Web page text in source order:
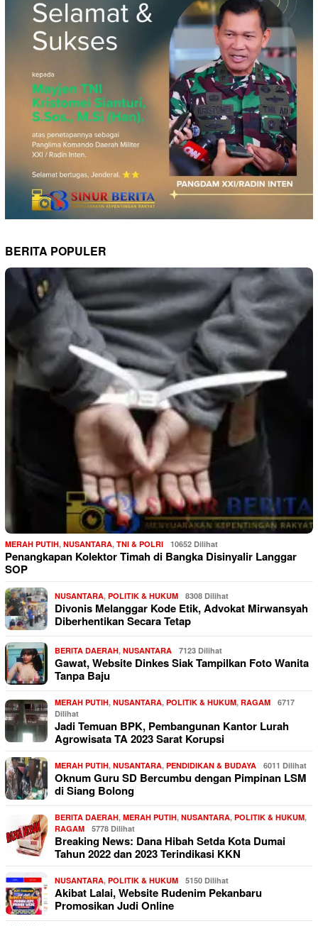
BERITA POPULER
MERAH PUTIH, NUSANTARA, TNI & POLRI 10652 Dilihat
Penangkapan Kolektor Timah di Bangka Disinyalir Langgar
SOP
NUSANTARA, POLITIK & HUKUM 8308 Dilihat
Divonis Melanggar Kode Etik, Advokat Mirwansyah
Diberhentikan Secara Tetap
BERITA DAERAH, NUSANTARA 7123 Dilihat
Gawat, Website Dinkes Siak Tampilkan Foto Wanita
Tanpa Baju
MERAH PUTIH, NUSANTARA, POLITIK & HUKUM, RAGAM
6717
Dilihat
Jadi Temuan BPK, Pembangunan Kantor Lurah
Agrowisata TA 2023 Sarat Korupsi
MERAH PUTIH, NUSANTARA, PENDIDIKAN & BUDAYA 6011 Dilihat
Oknum Guru SD Bercumbu dengan Pimpinan LSM
di Siang Bolong
BERITA DAERAH, MERAH PUTIH, NUSANTARA, POLITIK & HUKUM,
RAGAM
5778 Dilihat
Breaking News: Dana Hibah Setda Kota Dumai
Tahun 2022 dan 2023 Terindikasi KKN
NUSANTARA, POLITIK & HUKUM 5150 Dilihat
Akibat Lalai, Website Rudenim Pekanbaru
Promosikan Judi Online